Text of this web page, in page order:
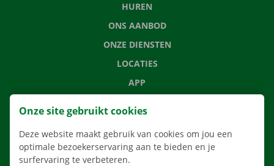
HUREN
ONS AANBOD
ONZE DIENSTEN
LOCATIES
APP
CONTACTEER ONS
Onze site gebruikt cookies
Deze website maakt gebruik van cookies om jou een
optimale bezoekerservaring aan te bieden en je
surfervaring te verbeteren.